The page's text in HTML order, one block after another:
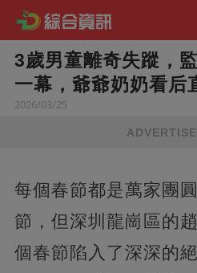
3歲男童離奇失蹤，
一幕，爺爺奶奶看后
2026/03/25
每個春節都是萬家團
節，但深圳龍崗區的
個春節陷入了深深的